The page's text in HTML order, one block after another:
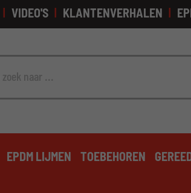
VIDEO'S KLANTENVERHALEN
EPDM LIJMEN TOEBEHOREN